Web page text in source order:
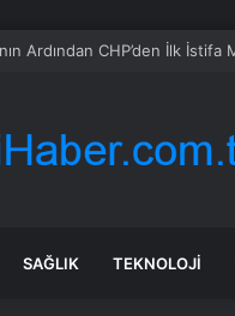
açınca karşılarına çıktı
SAĞLIK TEKNOLOJI